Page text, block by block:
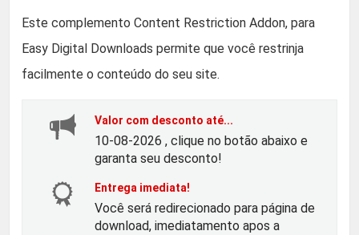
r
o
o
r
r
o
a
t
Este complemento Content Restriction Addon, para
Easy Digital Downloads permite que você restrinja
facilmente o conteúdo do seu site.
Valor com desconto até...
10-08-2026 , clique no botão abaixo e
garanta seu desconto!
Entrega imediata!
Você será redirecionado para página de
download, imediatamento apos a